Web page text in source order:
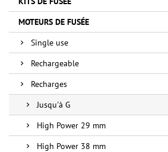
MOTEURS DE FUSÉE
Single use
Rechargeable
Recharges
Jusqu'à G
High Power 29 mm
High Power 38 mm